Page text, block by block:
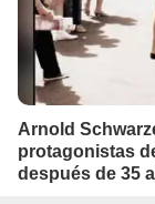
Arnold
protagonistas
después de 35